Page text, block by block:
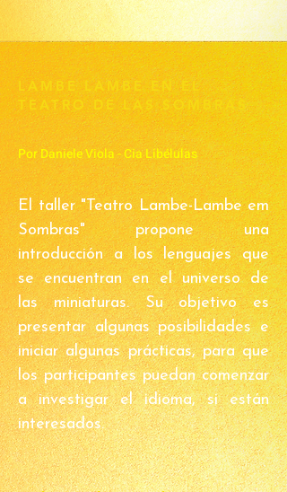
LAMBE LAMBE EN EL
TEATRO DE LAS SOMBRAS
Por Daniele Viola - Cia Libélulas
El taller "Teatro Lambe-Lambe em
Sombras" propone una
introducción a los lenguajes que
se encuentran en el universo de
las miniaturas. Su objetivo es
presentar algunas posibilidades e
iniciar algunas prácticas, para que
los participantes puedan comenzar
a investigar el idioma, si están
interesados.